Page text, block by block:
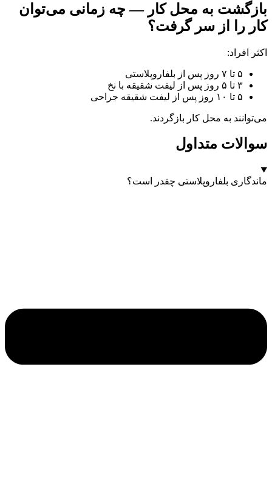
بازگشت به محل کار — چه زمانی می‌توان
کار را از سر گرفت؟
اکثر افراد:
۵ تا ۷ روز پس از بلفاروپلاستی
۳ تا ۵ روز پس از لیفت شقیقه با نخ
۵ تا ۱۰ روز پس از لیفت شقیقه جراحی
می‌توانند به محل کار بازگردند.
سوالات متداول
ماندگاری بلفاروپلاستی چقدر است؟